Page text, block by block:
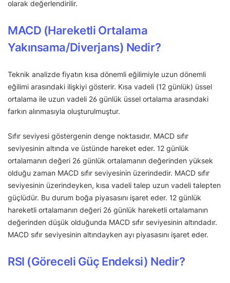
olarak değerlendirilir.
MACD (Hareketli Ortalama
Yakınsama/Diverjans) Nedir?
Teknik analizde fiyatın kısa dönemli eğilimiyle uzun dönemli
eğilimi arasındaki ilişkiyi gösterir. Kısa vadeli (12 günlük) üssel
ortalama ile uzun vadeli 26 günlük üssel ortalama arasındaki
farkın alınmasıyla oluşturulmuştur.
Sıfır seviyesi göstergenin denge noktasıdır. MACD sıfır
seviyesinin altında ve üstünde hareket eder. 12 günlük
ortalamanın değeri 26 günlük ortalamanın değerinden yüksek
olduğu zaman MACD sıfır seviyesinin üzerindedir. MACD sıfır
seviyesinin üzerindeyken, kısa vadeli talep uzun vadeli talepten
güçlüdür. Bu durum boğa piyasasını işaret eder. 12 günlük
hareketli ortalamanın değeri 26 günlük hareketli ortalamanın
değerinden düşük olduğunda MACD sıfır seviyesinin altındadır.
MACD sıfır seviyesinin altındayken ayı piyasasını işaret eder.
RSI (Göreceli Güç Endeksi) Nedir?